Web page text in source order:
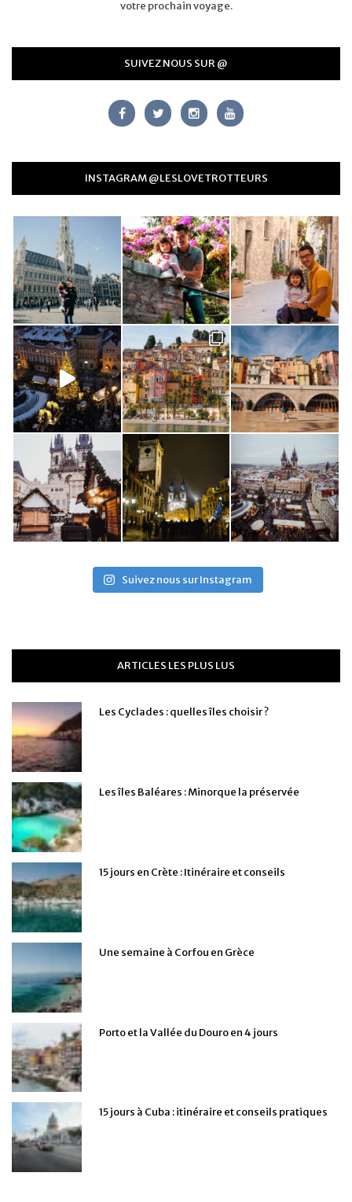
votre prochain voyage.
SUIVEZ NOUS SUR @
INSTAGRAM @LESLOVETROTTEURS
Suivez nous sur Instagram
ARTICLES LES PLUS LUS
Les Cyclades : quelles îles choisir ?
Les îles Baléares : Minorque la préservée
15 jours en Crète : Itinéraire et conseils
Une semaine à Corfou en Grèce
Porto et la Vallée du Douro en 4 jours
15 jours à Cuba : itinéraire et conseils pratiques